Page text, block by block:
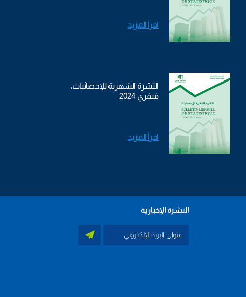
اقرأ المزيد
النشرة الشهرية للإحصائيات،
فيفري 2024
اقرأ المزيد
النشرة الإخبارية